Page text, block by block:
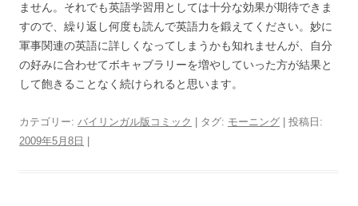
ません。それでも英語学習用としては十分な効果が期待できま
すので、繰り返し何度も読んで英語力を鍛えてください。妙に
軍事関連の英語に詳しくなってしまうかも知れませんが、自分
の好みに合わせてボキャブラリーを増やしていった方が結果と
して飽きることなく続けられると思います。
カテゴリー: バイリンガル版コミック | タグ: モーニング | 投稿日:
2009年5月8日